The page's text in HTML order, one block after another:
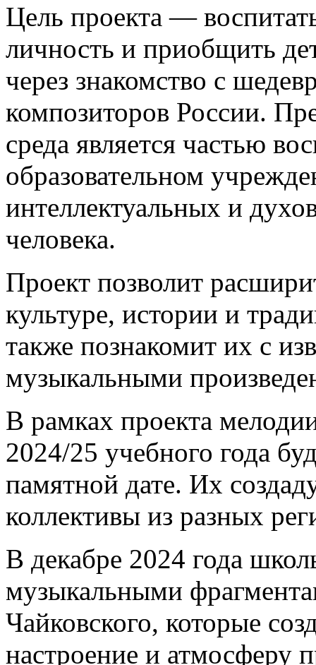
Цель проекта —
личность и приобщить
через знакомство с
композиторов России.
среда является частью
образовательном
интеллектуальных и
человека.
Проект позволит
культуре, истории и
также познакомит их с
музыкальными
В рамках проекта
2024/25 учебного года
памятной дате. Их
коллективы из разных
В декабре 2024 года
музыкальными
Чайковского, которые
настроение и атмосферу